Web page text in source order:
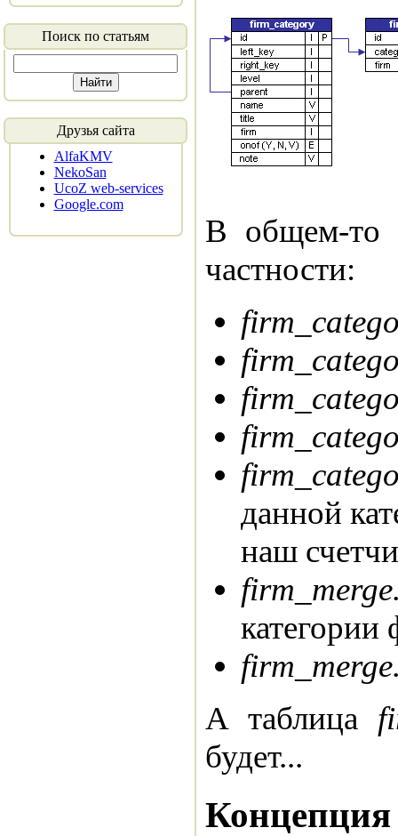
Поиск по статьям
Друзья сайта
AlfaKMV
NekoSan
UcoZ web-services
Google.com
В общем-то
частности:
данной
наш
А таблица
будет...
Концепция